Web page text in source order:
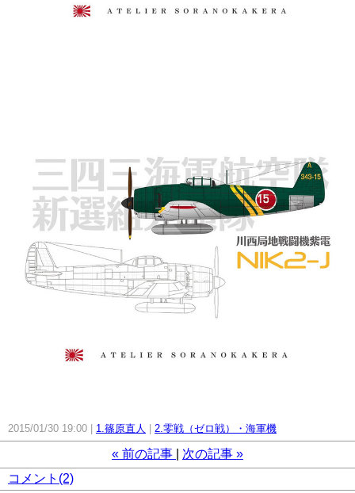
2015/01/30 19:00 1.篠原直人 2.零戦（ゼロ戦）・海軍機
« 前の記事 次の記事 »
コメント(2)